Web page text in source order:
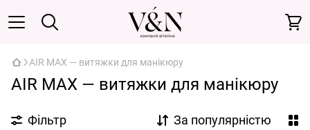
AIR MAX — витяжки для манікюру
AIR MAX — витяжки для манікюру
Фільтр За популярністю